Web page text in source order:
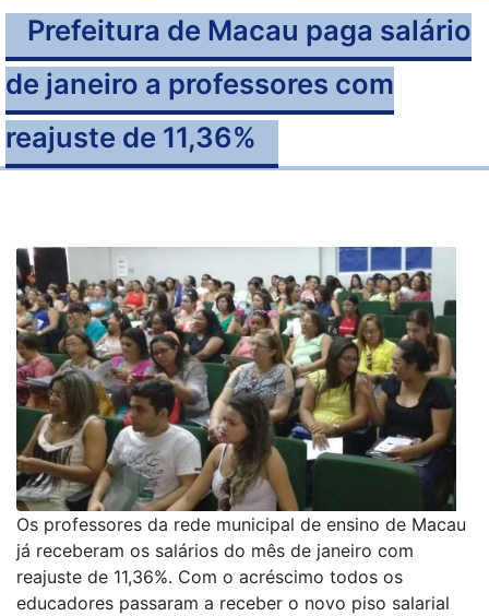
Prefeitura de Macau paga salário
de janeiro a professores com
reajuste de 11,36%
Os professores da rede municipal de ensino de Macau
já receberam os salários do mês de janeiro com
reajuste de 11,36%. Com o acréscimo todos os
educadores passaram a receber o novo piso salarial